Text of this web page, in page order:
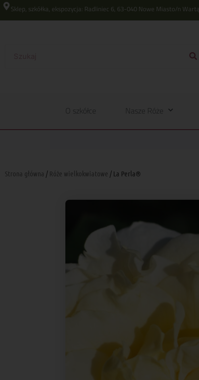
Sklep, szkółka, ekspozycja: Radliniec 6, 63-040 Nowe Miasto/n Wartą
O szkółce Nasze Róże
Strona główna / Róże wielkokwiatowe / La Perla®